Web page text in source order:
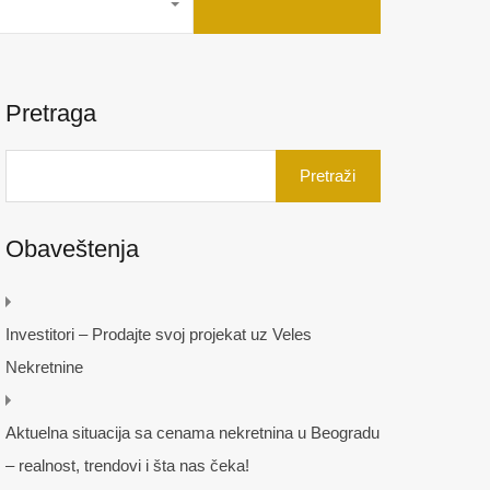
Pretraga
Obaveštenja
Investitori – Prodajte svoj projekat uz Veles
Nekretnine
Aktuelna situacija sa cenama nekretnina u Beogradu
– realnost, trendovi i šta nas čeka!